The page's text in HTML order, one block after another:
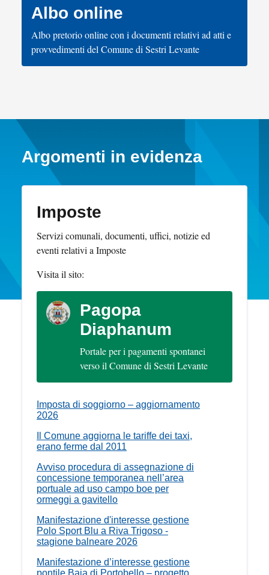
Albo online
Albo pretorio online con i documenti relativi ad atti e
provvedimenti del Comune di Sestri Levante
Argomenti in evidenza
Imposte
Servizi comunali, documenti, uffici, notizie ed
eventi relativi a Imposte
Visita il sito:
Pagopa
Diaphanum
Portale per i pagamenti spontanei
verso il Comune di Sestri Levante
Imposta di soggiorno – aggiornamento
2026
Il Comune aggiorna le tariffe dei taxi,
erano ferme dal 2011
Avviso procedura di assegnazione di
concessione temporanea nell’area
portuale ad uso campo boe per
ormeggi a gavitello
Manifestazione d'interesse gestione
Polo Sport Blu a Riva Trigoso -
stagione balneare 2026
Manifestazione d’interesse gestione